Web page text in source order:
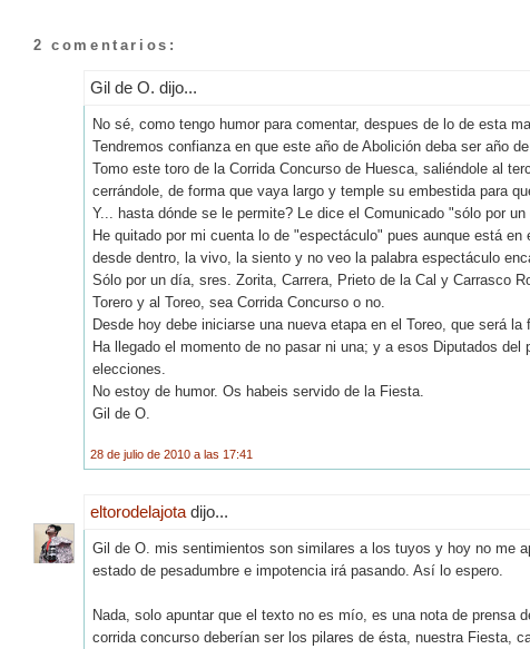
2 comentarios:
Gil de O. dijo...
No sé, como tengo humor para comentar, despues de lo de esta
Tendremos confianza en que este año de Abolición deba ser año
Tomo este toro de la Corrida Concurso de Huesca, saliéndole al
cerrándole, de forma que vaya largo y temple su embestida para
Y... hasta dónde se le permite? Le dice el Comunicado "sólo por
He quitado por mi cuenta lo de "espectáculo" pues aunque está
desde dentro, la vivo, la siento y no veo la palabra espectáculo
Sólo por un día, sres. Zorita, Carrera, Prieto de la Cal y Carrasco
Torero y al Toreo, sea Corrida Concurso o no.
Desde hoy debe iniciarse una nueva etapa en el Toreo, que será la
Ha llegado el momento de no pasar ni una; y a esos Diputados
elecciones.
No estoy de humor. Os habeis servido de la Fiesta.
Gil de O.
28 de julio de 2010 a las 17:41
eltorodelajota dijo...
Gil de O. mis sentimientos son similares a los tuyos y hoy no me
estado de pesadumbre e impotencia irá pasando. Así lo espero.
Nada, solo apuntar que el texto no es mío, es una nota de prensa
corrida concurso deberían ser los pilares de ésta, nuestra Fiesta,